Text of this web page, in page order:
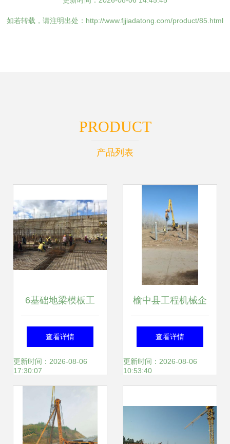
如若转载，请注明出处：http://www.fjjiadatong.com/product/85.html
PRODUCT
产品列表
6基础地梁模板工
程量计算
查看详情
更新时间：2026-08-06
17:30:07
榆中县工程机械企
业黄页——助力工
程施工行业高效发
查看详情
更新时间：2026-08-06
10:53:40